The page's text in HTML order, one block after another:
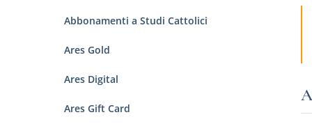
Abbonamenti a Studi Cattolici
Ares Gold
Ares Digital
Ares Gift Card